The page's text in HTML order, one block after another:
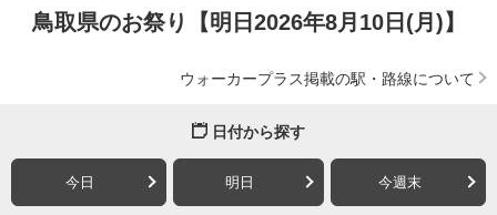
鳥取県のお祭り【明日2026年8月10日(月)】
ウォーカープラス掲載の駅・路線について
日付から探す
今日 明日 今週末